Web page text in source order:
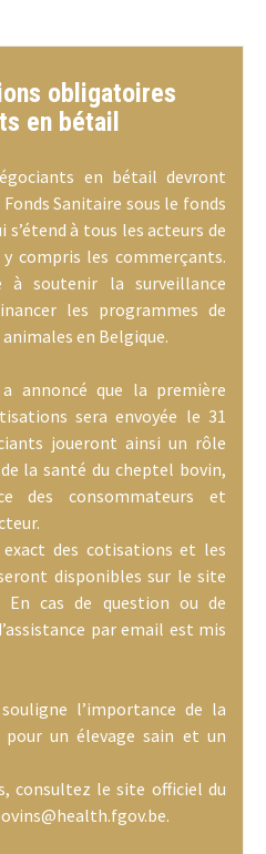
obligatoires
en bétail
en bétail devront
Sanitaire sous le fonds
à tous les acteurs de
compris les commerçants.
à soutenir la surveillance
les programmes de
en Belgique.
annoncé que la première
sera envoyée le 31
joueront ainsi un rôle
la santé du cheptel bovin,
des consommateurs et
des cotisations et les
disponibles sur le site
En cas de question ou de
par email est mis
l’importance de la
un élevage sain et un
consultez le site officiel du